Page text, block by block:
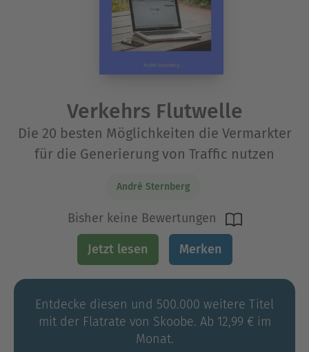
Verkehrs Flutwelle
Die 20 besten Möglichkeiten die Vermarkter
für die Generierung von Traffic nutzen
André Sternberg
Bisher keine Bewertungen
Jetzt lesen Merken
Entdecke diesen und 500.000 weitere Titel
mit der Flatrate von Skoobe. Ab 12,99 € im
Monat.